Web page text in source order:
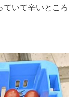
ていて辛いところ